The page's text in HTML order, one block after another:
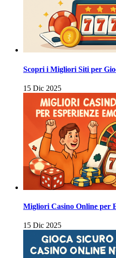
Scopri i Migliori Siti per
15 Dic 2025
Migliori Casino Online per
15 Dic 2025